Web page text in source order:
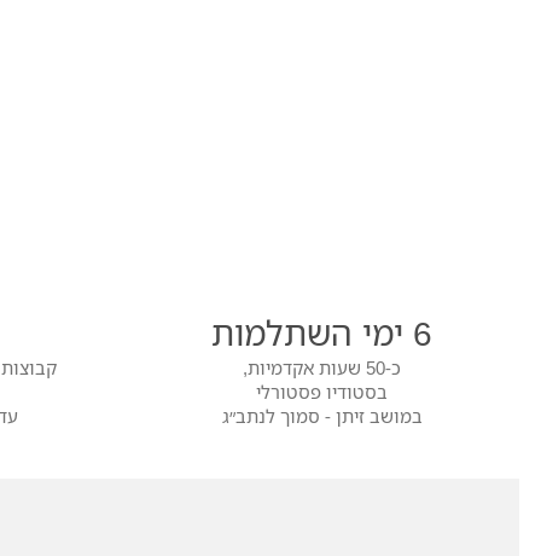
6 ימי השתלמות
כ-50 שעות אקדמיות,
בסטודיו פסטורלי
במושב זיתן - סמוך לנתב״ג
עד 10